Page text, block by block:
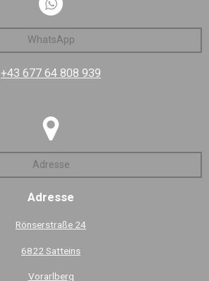
WhatsApp
+43 677 64 808 939
Adresse
Adresse
Rönserstraße 24
6822 Satteins
Vorarlberg